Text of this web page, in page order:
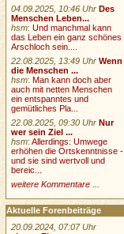
04.09.2025, 10:46 Uhr Des
Menschen Leben...
hsm:Und manchmal kann
das Leben ein ganz schönes
Arschloch sein....
22.08.2025, 13:49 Uhr Wenn
die Menschen ...
hsm:Man kann doch aber
auch mit netten Menschen
ein entspanntes und
gemütliches Pla...
22.08.2025, 09:30 Uhr Nur
wer sein Ziel ...
hsm:Allerdings: Umwege
erhöhen die Ortskenntnisse -
und sie sind wertvoll und
bereic...
weitere Kommentare ...
Aktuelle Forenbeiträge
20.09.2024, 07:07 Uhr